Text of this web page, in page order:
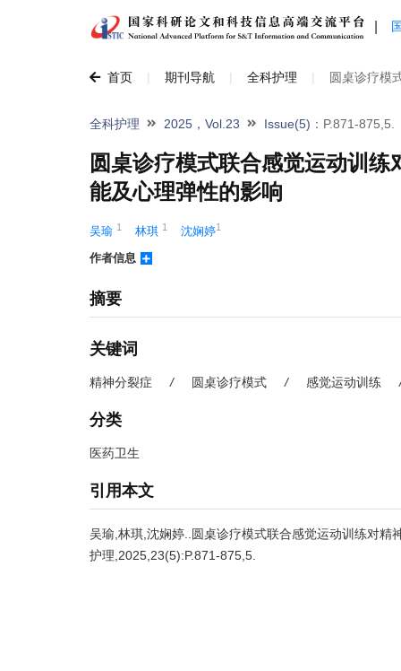
首页 期刊导航 全科护理 圆桌诊疗模
全科护理 2025，Vol.23 Issue(5) ：P.871-875,5.
圆桌诊疗模式联合感觉运动训
能及心理弹性的影响
吴瑜 1 林琪 1 沈娴婷1
作者信息
摘要
关键词
精神分裂症 / 圆桌诊疗模式 / 感觉运动训练
分类
医药卫生
引用本文
吴瑜,林琪,沈娴婷..圆桌诊疗模式联合感觉运动训练对
护理,2025,23(5):P.871-875,5.